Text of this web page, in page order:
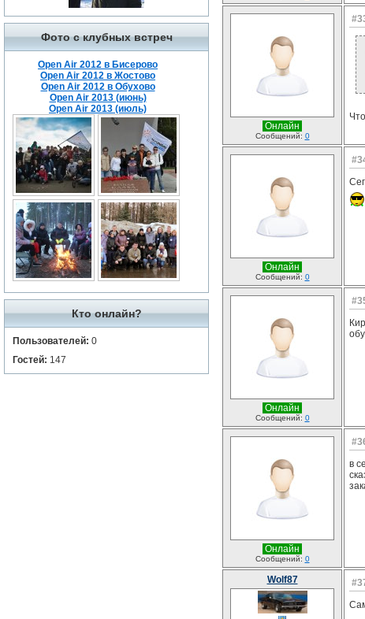
Фото с клубных встреч
Open Air 2012 в Бисерово
Open Air 2012 в Жостово
Open Air 2012 в Обухово
Open Air 2013 (июнь)
Open Air 2013 (июль)
Кто онлайн?
Пользователей: 0
Гостей: 147
Онлайн
Сообщений: 0
Онлайн
Сообщений: 0
Онлайн
Сообщений: 0
Онлайн
Сообщений: 0
в
Wolf87